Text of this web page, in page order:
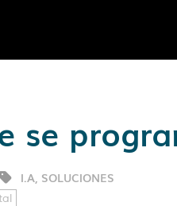
se
I.A, SOLUCIONES